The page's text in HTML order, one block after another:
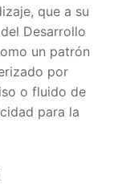
que a su
Desarrollo
un patrón
por
o fluido de
para la